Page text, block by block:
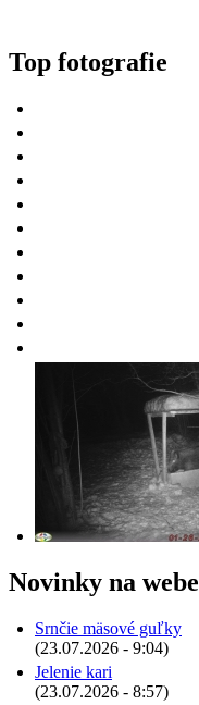
Top fotografie
Novinky na webe
Srnčie mäsové guľky
(23.07.2026 - 9:04)
Jelenie kari
(23.07.2026 - 8:57)